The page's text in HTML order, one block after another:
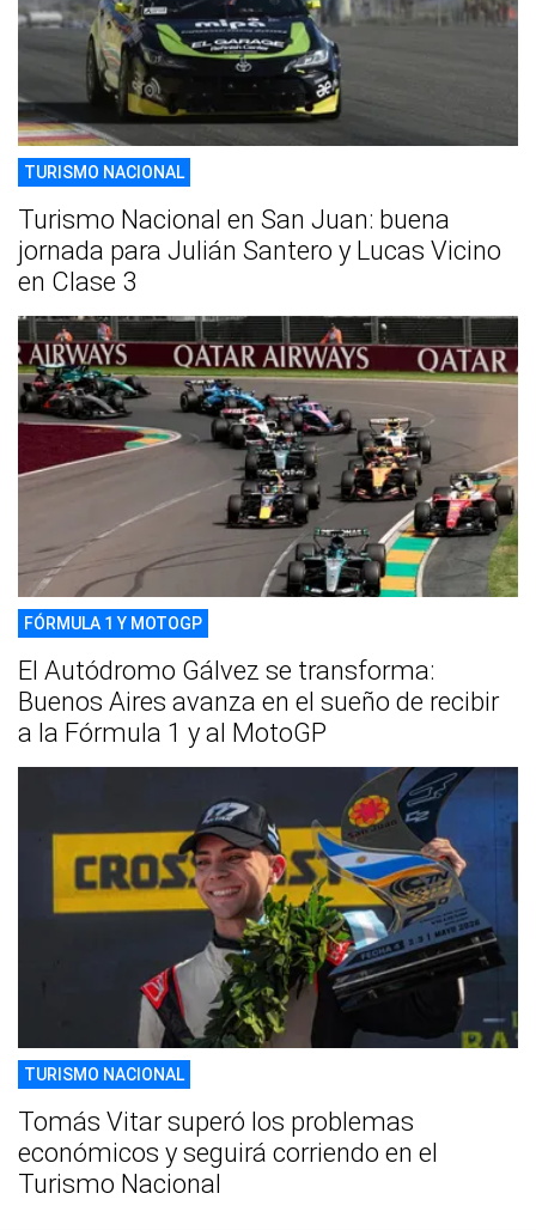
TURISMO NACIONAL
Turismo Nacional en San Juan: buena
jornada para Julián Santero y Lucas Vicino
en Clase 3
FÓRMULA 1 Y MOTOGP
El Autódromo Gálvez se transforma:
Buenos Aires avanza en el sueño de recibir
a la Fórmula 1 y al MotoGP
TURISMO NACIONAL
Tomás Vitar superó los problemas
económicos y seguirá corriendo en el
Turismo Nacional